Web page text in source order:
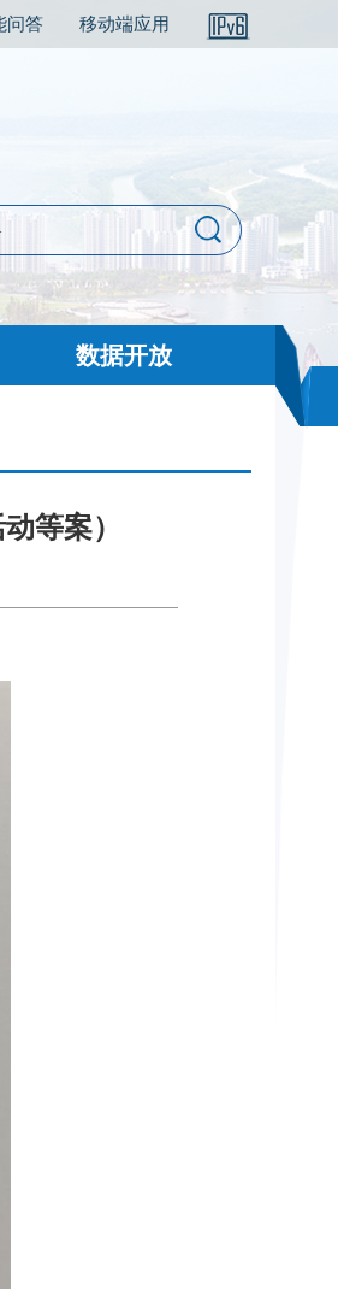
问答 移动端应用
数据开放
等案）